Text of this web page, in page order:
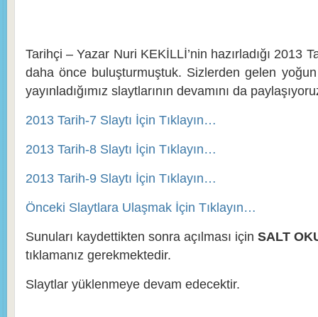
Tarihçi – Yazar Nuri KEKİLLİ’nin hazırladığı 2013
daha önce buluşturmuştuk. Sizlerden gelen yoğun
yayınladığımız slaytlarının devamını da
2013 Tarih-7 Slaytı İçin Tıklayın…
2013 Tarih-8 Slaytı İçin Tıklayın…
2013 Tarih-9 Slaytı İçin Tıklayın…
Önceki Slaytlara Ulaşmak İçin Tıklayın…
Sunuları kaydettikten sonra açılması için SALT
tıklamanız gerekmektedir.
Slaytlar yüklenmeye devam edecektir.